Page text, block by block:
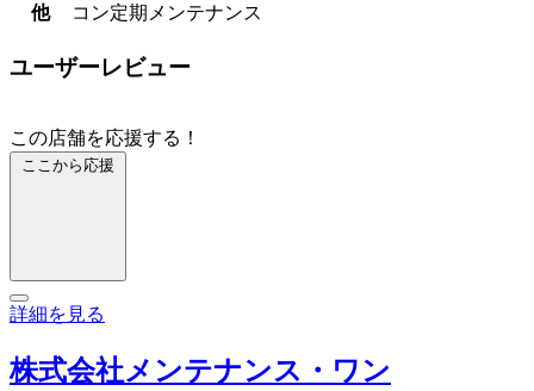
他
コン定期メンテナンス
ユーザーレビュー
この店舗を応援する！
ここから応援
詳細を見る
株式会社メンテナンス・ワン